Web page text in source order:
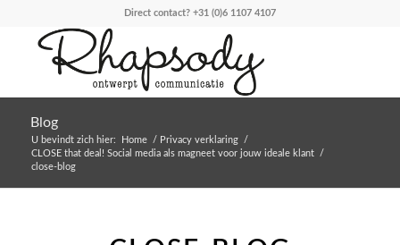
Direct contact? +31 (0)6 1107 4107
Blog
U bevindt zich hier: Home / Privacy verklaring
/
CLOSE that deal! Social media als magneet voor jouw ideale klant
/
close-blog